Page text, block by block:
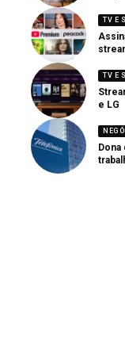
TV E
TV E
e LG
Dona